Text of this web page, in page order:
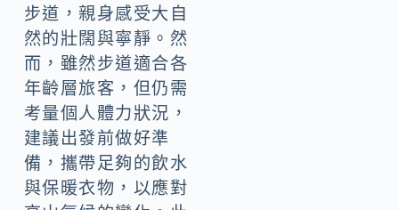
步道，親身感受大自
然的壯闊與寧靜。然
而，雖然步道適合各
年齡層旅客，但仍需
考量個人體力狀況，
建議出發前做好準
備，攜帶足夠的飲水
與保暖衣物，以應對